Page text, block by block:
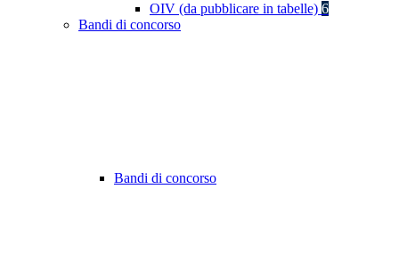
OIV (da pubblicare in tabelle) 6
Bandi di concorso
Bandi di concorso